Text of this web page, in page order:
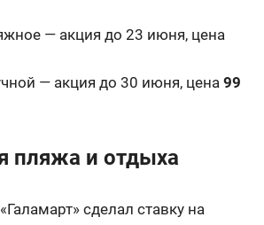
— акция до 23 июня, цена
— акция до 30 июня, цена 99
пляжа и отдыха
сделал ставку на